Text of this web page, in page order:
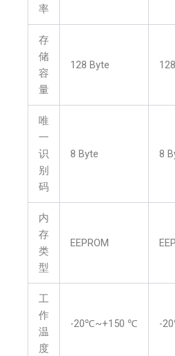
率
存
储
容
量
128 Byte
唯
一
识
别
码
8 Byte 8
内
存
类
型
EEPROM
工
作
温
度
-20℃~+150 ℃ -